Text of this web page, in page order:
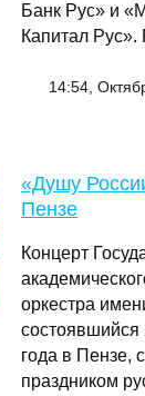
Банк Рус» и
Капитал
14:54,
«Душу
Пензе
Концерт
оркестра
состоявшийся
года в Пензе,
праздником